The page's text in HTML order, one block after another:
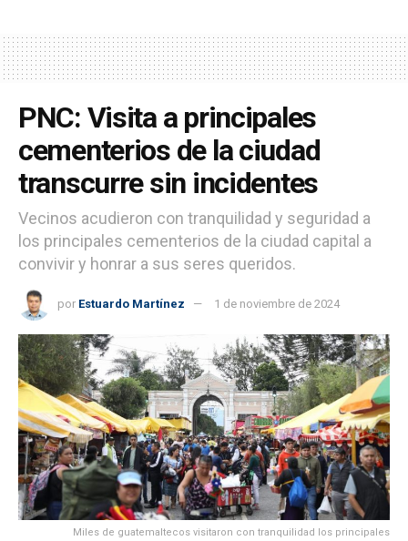
PNC: Visita a principales
cementerios de la ciudad
transcurre sin incidentes
Vecinos acudieron con tranquilidad y seguridad a
los principales cementerios de la ciudad capital a
convivir y honrar a sus seres queridos.
por Estuardo Martínez 1 de noviembre de 2024
Miles de guatemaltecos visitaron con tranquilidad los principales